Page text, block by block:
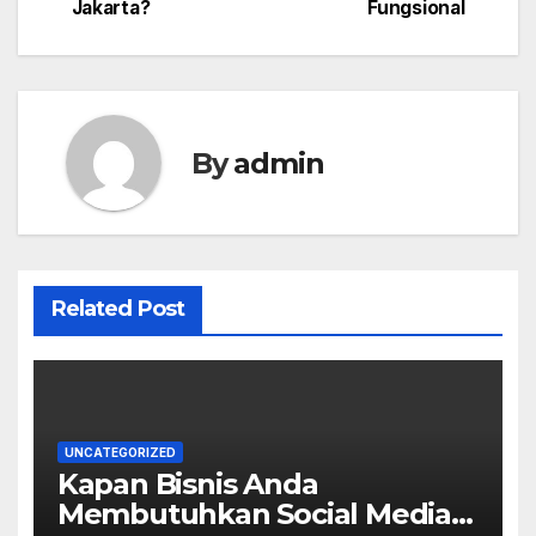
Fungsional
Jakarta?
Byadmin
Related Post
UNCATEGORIZED
Kapan Bisnis Anda
Membutuhkan Social Media